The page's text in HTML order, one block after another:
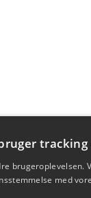
tracking
brugeroplevelsen.
med